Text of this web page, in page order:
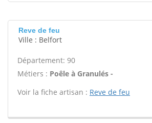
Reve de feu
Ville : Belfort
Département: 90
Métiers : Poêle à Granulés -
Voir la fiche artisan : Reve de feu